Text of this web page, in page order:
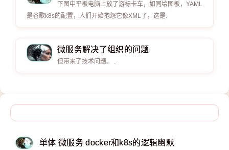
下图中平板电脑上放了游标卡车，如同绘图板，YAML
是谷歌k8s的配置，人们开始抱怨它像XML了，这是.
微服务解决了组织的问题
但带来了技术问题。 .
单体 微服务 docker和k8s的逻辑幽默